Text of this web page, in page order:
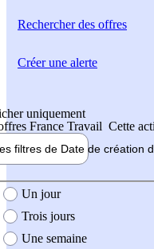
Rechercherdes offres
uniquement
France Travail Cette
filtres de Date de création
création de l'offre
Un jour
Trois jours
Une semaine
Créer une alerte